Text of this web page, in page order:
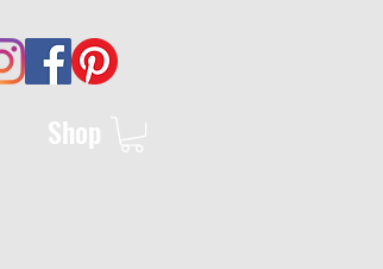
Shop